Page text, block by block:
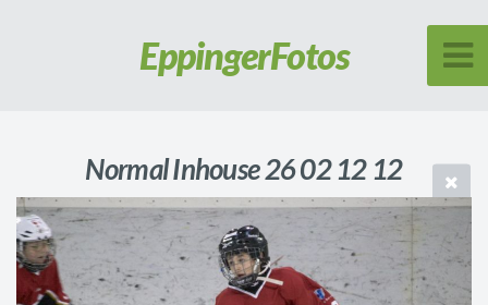
EppingerFotos
Normal Inhouse 26 02 12 12